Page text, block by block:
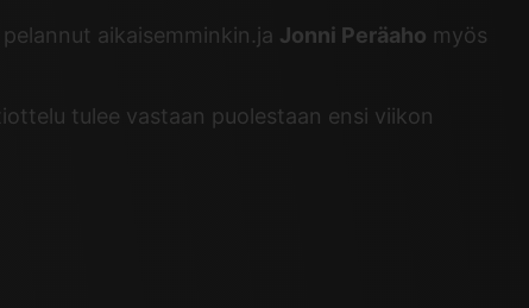
aikaisemminkin.ja Jonni Peräaho myös
tulee vastaan puolestaan ensi viikon